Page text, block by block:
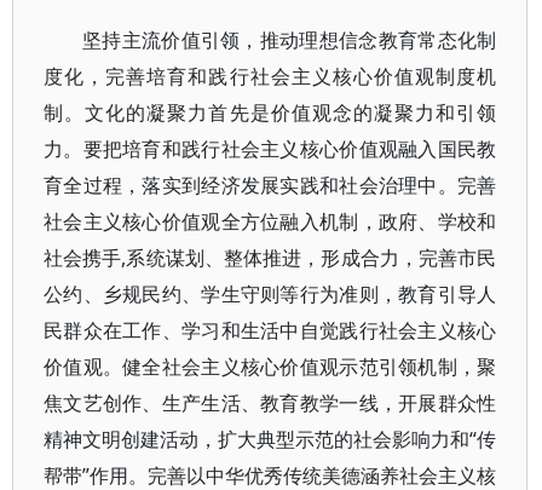
坚持主流价值引领，推动理想信念教育常态化制
度化，完善培育和践行社会主义核心价值观制度机
制。文化的凝聚力首先是价值观念的凝聚力和引领
力。要把培育和践行社会主义核心价值观融入国民教
育全过程，落实到经济发展实践和社会治理中。完善
社会主义核心价值观全方位融入机制，政府、学校和
社会携手,系统谋划、整体推进，形成合力，完善市民
公约、乡规民约、学生守则等行为准则，教育引导人
民群众在工作、学习和生活中自觉践行社会主义核心
价值观。健全社会主义核心价值观示范引领机制，聚
焦文艺创作、生产生活、教育教学一线，开展群众性
精神文明创建活动，扩大典型示范的社会影响力和“传
帮带”作用。完善以中华优秀传统美德涵养社会主义核